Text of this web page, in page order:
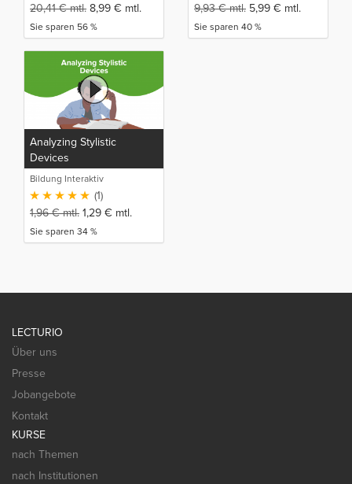
20,41€mtl. 8,99 € mtl.
Sie sparen 56 %
9,93€mtl. 5,99 € mtl.
Sie sparen 40 %
Analyzing Stylistic
Devices
Bildung Interaktiv
(1)
1,96€mtl. 1,29 € mtl.
Sie sparen 34 %
LECTURIO
Über uns
Presse
Jobangebote
Kontakt
KURSE
nach Themen
nach Institutionen